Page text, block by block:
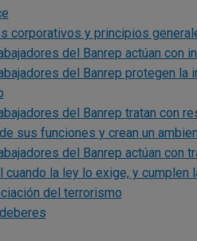
corporativos y principios
del Banrep actúan con
del Banrep protegen
del Banrep tratan con
sus funciones y crean un
del Banrep actúan con
cuando la ley lo exige, y
del terrorismo